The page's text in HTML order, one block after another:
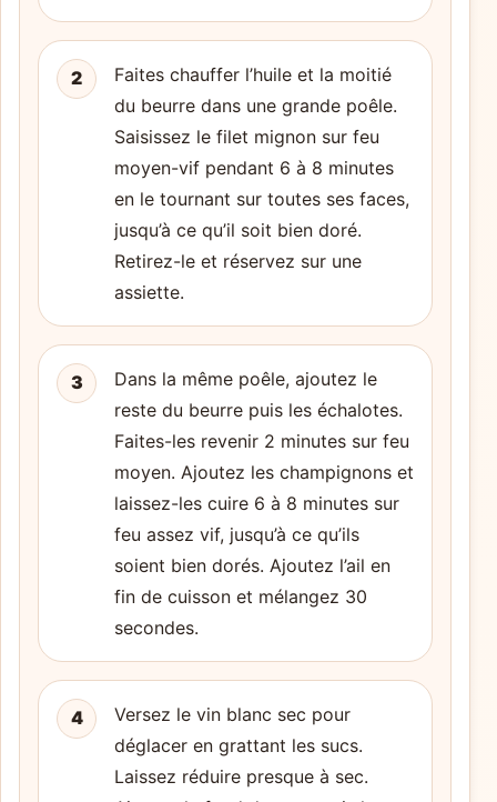
2
Faites chauffer l’huile et la moitié
du beurre dans une grande poêle.
Saisissez le filet mignon sur feu
moyen-vif pendant 6 à 8 minutes
en le tournant sur toutes ses faces,
jusqu’à ce qu’il soit bien doré.
Retirez-le et réservez sur une
assiette.
3
Dans la même poêle, ajoutez le
reste du beurre puis les échalotes.
Faites-les revenir 2 minutes sur feu
moyen. Ajoutez les champignons et
laissez-les cuire 6 à 8 minutes sur
feu assez vif, jusqu’à ce qu’ils
soient bien dorés. Ajoutez l’ail en
fin de cuisson et mélangez 30
secondes.
4
Versez le vin blanc sec pour
déglacer en grattant les sucs.
Laissez réduire presque à sec.